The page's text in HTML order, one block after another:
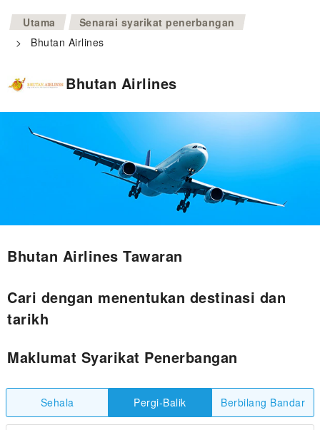
Utama >
Senarai syarikat penerbangan
>
Bhutan Airlines
Bhutan Airlines
Bhutan Airlines Tawaran
Cari dengan menentukan destinasi dan
tarikh
Maklumat Syarikat Penerbangan
Sehala Pergi-Balik Berbilang Bandar